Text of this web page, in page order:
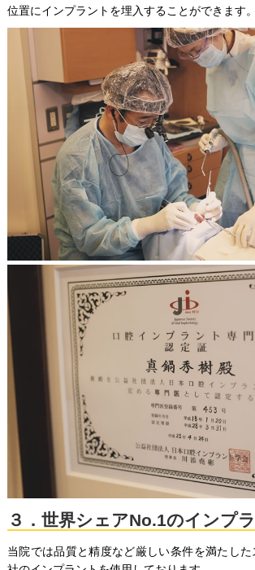
位置にインプラントを埋入することができます。
３．世界シェアNo.1のインプ
当院では品質と精度など厳しい条件を満たし